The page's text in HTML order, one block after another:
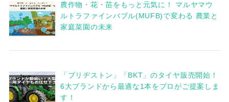
農作物・花・苗をもっと元気に！ マルヤマウ
ルトラファインバブル(MUFB)で変わる 農業と
家庭菜園の未来
「ブリヂストン」「BKT」のタイヤ販売開始！
6大ブランドから最適な1本をプロがご提案しま
す！